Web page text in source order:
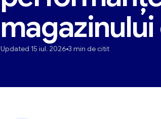
Updated 15 iul. 2026 3 min de citit